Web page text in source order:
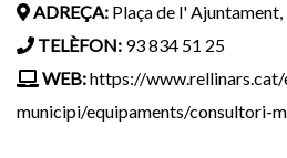
ADREÇA: Plaça de l'
TELÈFON: 93 834 51 25
WEB:https://
municipi/equipaments/consultori-